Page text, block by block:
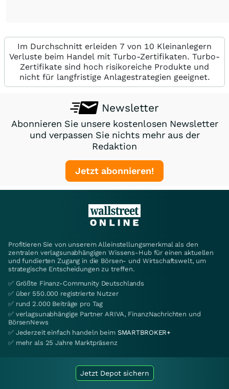
Im Durchschnitt erleiden 7 von 10 Kleinanlegern
Verluste beim Handel mit Turbo-Zertifikaten. Turbo-
Zertifikate sind hoch risikoreiche Produkte und
nicht für langfristige Anlagestrategien geeignet.
Newsletter
Abonnieren Sie unsere kostenlosen Newsletter
und verpassen Sie nichts mehr aus der
Redaktion
Jetzt abonnieren!
Profitieren Sie von unserem Alleinstellungsmerkmal als den
zentralen verlagsunabhängigen Wissens-Hub für einen aktuellen
und fundierten Zugang in die Börsen- und Wirtschaftswelt, um
strategische Entscheidungen zu treffen.
✅ Größte Finanz-Community Deutschlands
✅ über 550.000 registrierte Nutzer
✅ rund 2.000 Beiträge pro Tag
✅ verlagsunabhängige Partner ARIVA, FinanzNachrichten und
BörsenNews
✅ Jederzeit einfach handeln beim SMARTBROKER+
✅ mehr als 25 Jahre Marktpräsenz
Jetzt Depot sichern